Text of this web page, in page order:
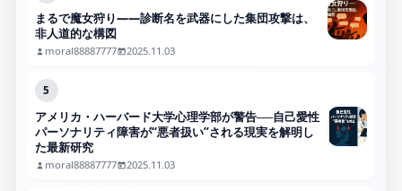
まるで魔女狩り——診断名を武器にした集団攻撃は、
非人道的な構図
moral88887777 2025.11.03
5
アメリカ・ハーバード大学心理学部が警告──自己愛性
パーソナリティ障害が“悪者扱い”される現実を解明し
た最新研究
moral88887777 2025.11.03